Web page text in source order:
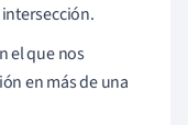
el que nos
en más de una